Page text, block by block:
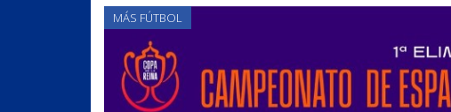
MÁS FÚTBOL